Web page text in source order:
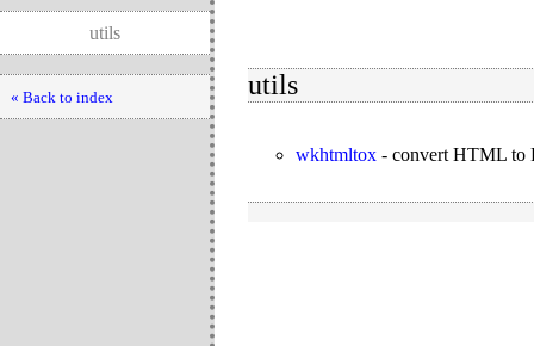
utils
« Back to index utils
wkhtmltox - convert HTML to